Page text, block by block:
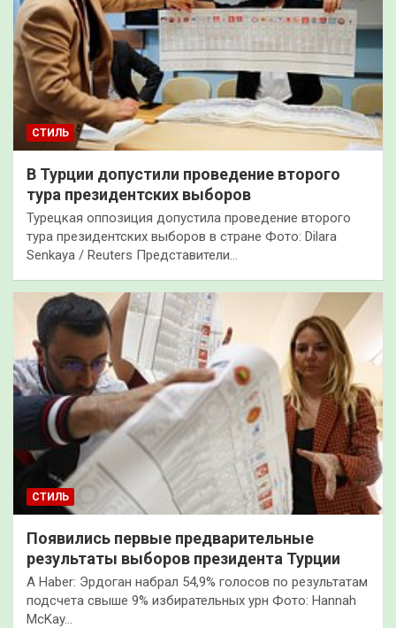
СТИЛЬ
В Турции допустили проведение второго
тура президентских выборов
Турецкая оппозиция допустила проведение второго
тура президентских выборов в стране Фото: Dilara
Senkaya / Reuters Представители…
СТИЛЬ
Появились первые предварительные
результаты выборов президента Турции
A Haber: Эрдоган набрал 54,9% голосов по результатам
подсчета свыше 9% избирательных урн Фото: Hannah
McKay…